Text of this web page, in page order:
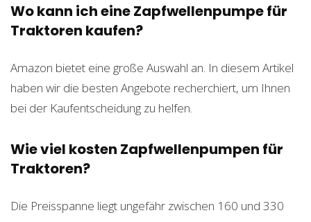
Wo kann ich eine Zapfwellenpumpe für
Traktoren kaufen?
Amazon bietet eine große Auswahl an. In diesem Artikel
haben wir die besten Angebote recherchiert, um Ihnen
bei der Kaufentscheidung zu helfen.
Wie viel kosten Zapfwellenpumpen für
Traktoren?
Die Preisspanne liegt ungefähr zwischen 160 und 330